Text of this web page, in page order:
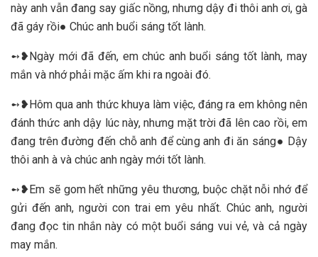
này anh vẫn đang say giấc nồng, nhưng dậy đi thôi anh ơi, gà
đã gáy rồi● Chúc anh buổi sáng tốt lành.
➻❥Ngày mới đã đến, em chúc anh buổi sáng tốt lành, may
mắn và nhớ phải mặc ấm khi ra ngoài đó.
➻❥Hôm qua anh thức khuya làm việc, đáng ra em không nên
đánh thức anh dậy lúc này, nhưng mặt trời đã lên cao rồi, em
đang trên đường đến chỗ anh để cùng anh đi ăn sáng● Dậy
thôi anh à và chúc anh ngày mới tốt lành.
➻❥Em sẽ gom hết những yêu thương, buộc chặt nỗi nhớ để
gửi đến anh, người con trai em yêu nhất. Chúc anh, người
đang đọc tin nhắn này có một buổi sáng vui vẻ, và cả ngày
may mắn.